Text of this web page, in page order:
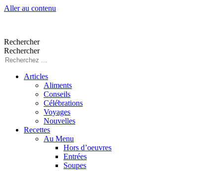
Aller au contenu
Rechercher
Rechercher
Articles
Aliments
Conseils
Célébrations
Voyages
Nouvelles
Recettes
Au Menu
Hors d’oeuvres
Entrées
Soupes